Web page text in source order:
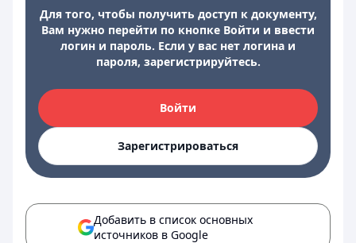
Для того, чтобы получить доступ к документу,
Вам нужно перейти по кнопке Войти и ввести
логин и пароль. Если у вас нет логина и
пароля, зарегистрируйтесь.
Войти
Зарегистрироваться
Добавить в список основных
источников в Google